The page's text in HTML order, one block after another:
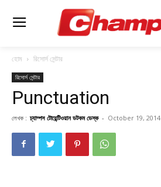
হোম রিসোর্স সেন্টার
রিসোর্স সেন্টার
Punctuation
লেখক : চ্যাম্পস টোয়েন্টিওয়ান ডটকম ডেস্ক - October 19, 2014